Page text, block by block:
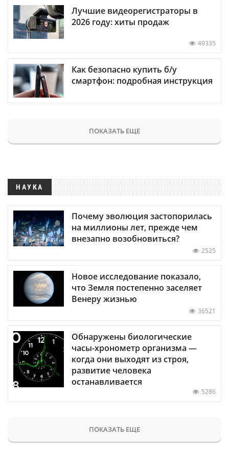
Лучшие видеорегистраторы в
2026 году: хиты продаж
49335
Как безопасно купить б/у
смартфон: подробная инструкция
ПОКАЗАТЬ ЕЩЕ
НАУКА
Почему эволюция застопорилась
на миллионы лет, прежде чем
внезапно возобновиться?
2525
Новое исследование показало,
что Земля постепенно заселяет
Венеру жизнью
36521
Обнаружены биологические
часы-хронометр организма —
когда они выходят из строя,
развитие человека
останавливается
5286
ПОКАЗАТЬ ЕЩЕ